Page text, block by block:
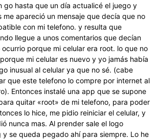
go hasta que un día actualicé el juego y
me apareció un mensaje que decía que no
con mi telefono. y resulta que
llegue a unos comentarios que decían
porque mi celular era root. lo que no
mi celular es nuevo y yo jamás había
inusual al celular ya que no sé. (cabe
que este telefono lo compre por internet al
Entonces instalé una app que se supone
quitar «root» de mi telefono, para poder
lo hice, me pidio reiniciar el celular, y
nunca mas. Al prender sale el logo
y se queda pegado ahí para siempre. Lo he